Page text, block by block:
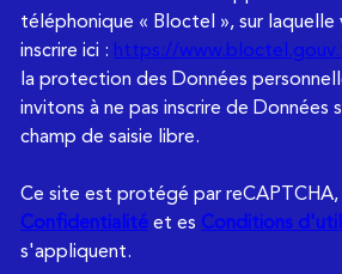
téléphonique « Bloctel », sur laquelle
inscrire ici : https://
la protection des Données
invitons à ne pas inscrire de Données
champ de saisie libre.
Ce site est protégé par reCAPTCHA,
Confidentialité et es Conditions
s'appliquent.